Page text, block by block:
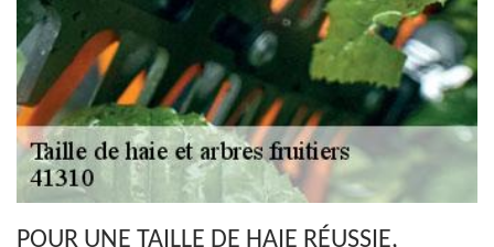
POUR UNE TAILLE DE HAIE RÉUSSIE,